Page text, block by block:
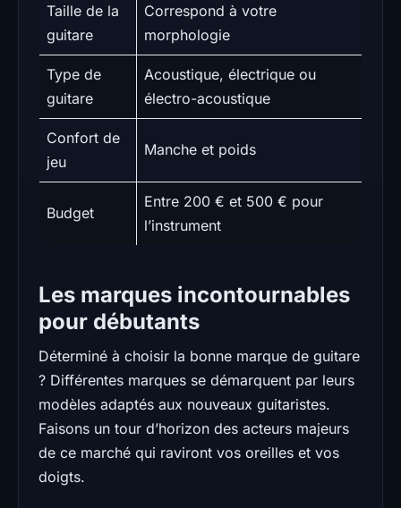
Taille de la
guitare
Correspond à votre
morphologie
Type de
guitare
Acoustique, électrique ou
électro-acoustique
Confort de
jeu
Manche et poids
Budget
Entre 200 € et 500 € pour
l’instrument
Les marques incontournables
pour débutants
Déterminé à choisir la bonne marque de guitare
? Différentes marques se démarquent par leurs
modèles adaptés aux nouveaux guitaristes.
Faisons un tour d’horizon des acteurs majeurs
de ce marché qui raviront vos oreilles et vos
doigts.